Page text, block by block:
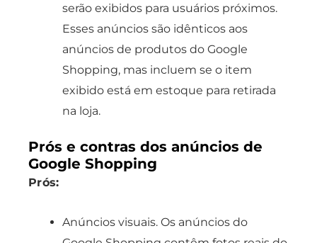
serão exibidos para usuários próximos.
Esses anúncios são idênticos aos
anúncios de produtos do Google
Shopping, mas incluem se o item
exibido está em estoque para retirada
na loja.
Prós e contras dos anúncios de
Google Shopping
Prós:
Anúncios visuais. Os anúncios do